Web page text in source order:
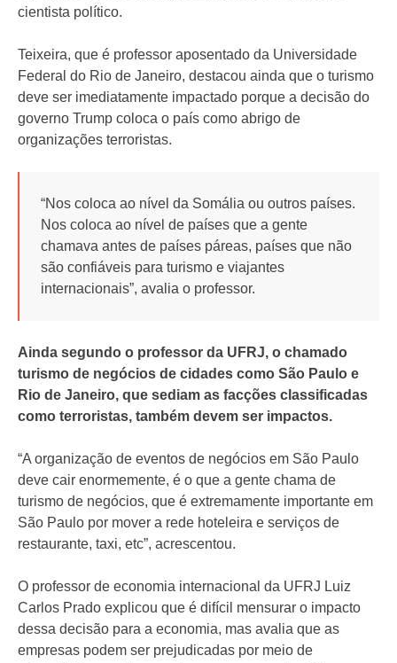
cientista político.
Teixeira, que é professor aposentado da Universidade
Federal do Rio de Janeiro, destacou ainda que o turismo
deve ser imediatamente impactado porque a decisão do
governo Trump coloca o país como abrigo de
organizações terroristas.
“Nos coloca ao nível da Somália ou outros países.
Nos coloca ao nível de países que a gente
chamava antes de países páreas, países que não
são confiáveis para turismo e viajantes
internacionais”, avalia o professor.
Ainda segundo o professor da UFRJ, o chamado
turismo de negócios de cidades como São Paulo e
Rio de Janeiro, que sediam as facções classificadas
como terroristas, também devem ser impactos.
“A organização de eventos de negócios em São Paulo
deve cair enormemente, é o que a gente chama de
turismo de negócios, que é extremamente importante em
São Paulo por mover a rede hoteleira e serviços de
restaurante, taxi, etc”, acrescentou.
O professor de economia internacional da UFRJ Luiz
Carlos Prado explicou que é difícil mensurar o impacto
dessa decisão para a economia, mas avalia que as
empresas podem ser prejudicadas por meio de